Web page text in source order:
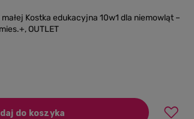
Kostka edukacyjna 10w1 dla niemowląt –
OUTLET
do koszyka